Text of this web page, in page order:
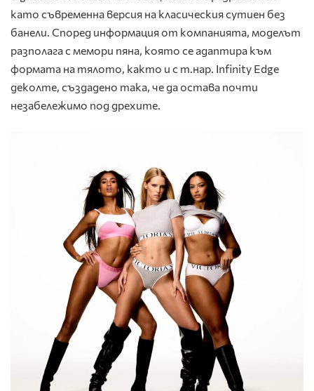
като съвременна версия на класическия сутиен без
банели. Според информация от компанията, моделът
разполага с мемори пяна, която се адаптира към
формата на тялото, както и с т.нар. Infinity Edge
деколте, създадено така, че да остава почти
незабележимо под дрехите.